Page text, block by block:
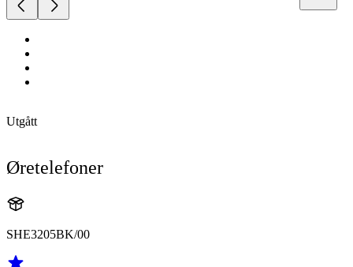
Utgått
Øretelefoner
SHE3205BK/00